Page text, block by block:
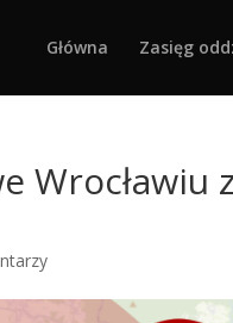
Główna Zasięg
Wrocławiu z